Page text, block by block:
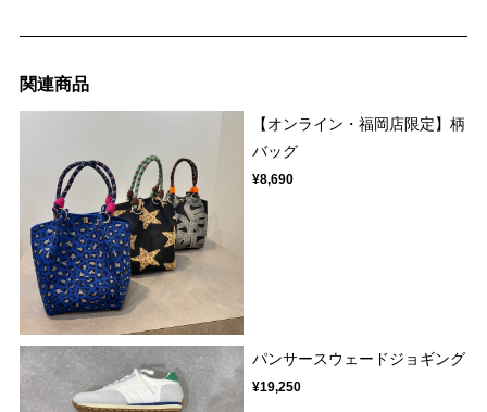
関連商品
【オンライン・福岡店限定】柄
バッグ
¥8,690
パンサースウェードジョギング
¥19,250